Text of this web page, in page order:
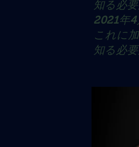
知る必
2021年4
これに
知る必